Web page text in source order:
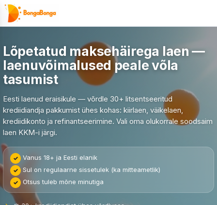
Skip
Lõpetatud maksehäirega laen —
laenuvõimalused peale võla
tasumist
Eesti laenud eraisikule — võrdle 30+ litsentseeritud
krediidiandja pakkumist ühes kohas: kiirlaen, väikelaen,
krediidikonto ja refinantseerimine. Vali oma olukorrale soodsaim
laen KKM-i järgi.
Vanus 18+ ja Eesti elanik
Sul on regulaarne sissetulek (ka mitteametlik)
Otsus tuleb mõne minutiga